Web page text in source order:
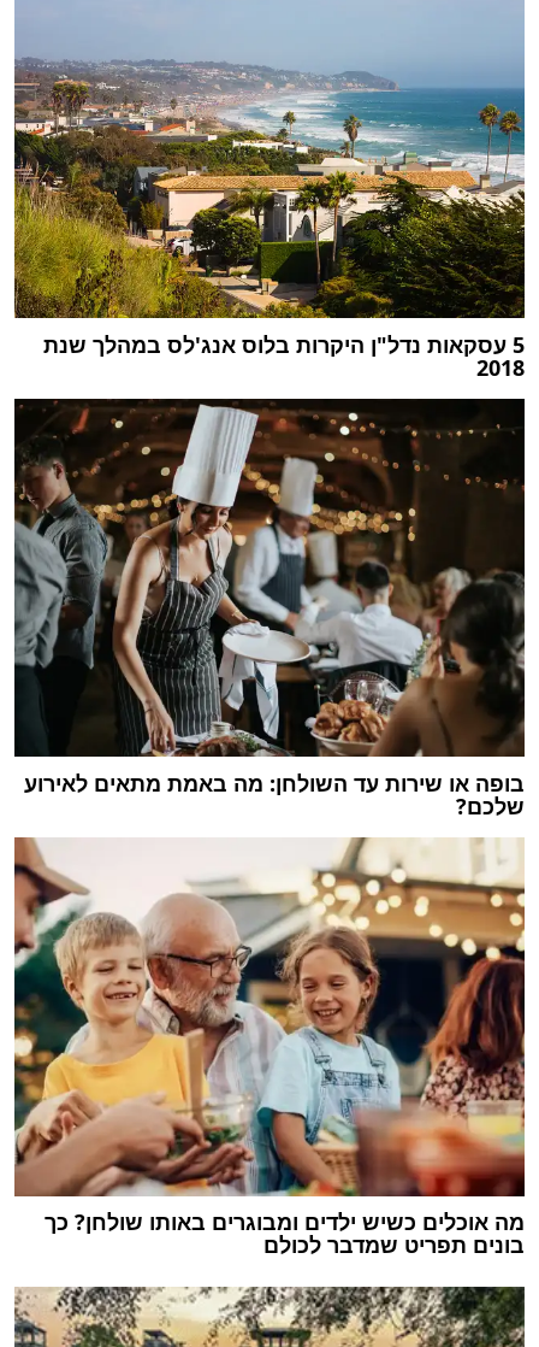
5 עסקאות נדל"ן היקרות בלוס אנג'לס במהלך שנת
2018
בופה או שירות עד השולחן: מה באמת מתאים לאירוע
שלכם?
מה אוכלים כשיש ילדים ומבוגרים באותו שולחן? כך
בונים תפריט שמדבר לכולם